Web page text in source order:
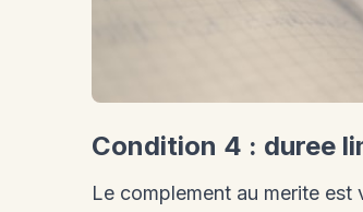
Condition 4 : duree
Le complement au merite